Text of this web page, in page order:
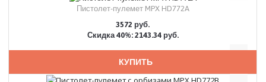
Пистолет-пулемет MPX HD772A
3572 руб.
Скидка 40%: 2143.34 руб.
КУПИТЬ